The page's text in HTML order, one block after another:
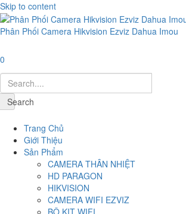
Skip to content
Phân Phối Camera Hikvision Ezviz Dahua Imou
0
Search
Trang Chủ
Giới Thiệu
Sản Phẩm
CAMERA THÂN NHIỆT
HD PARAGON
HIKVISION
CAMERA WIFI EZVIZ